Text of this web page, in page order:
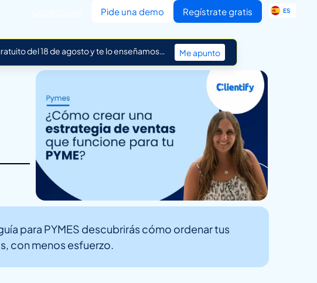
Pide una demo Regístrate gratis ES
IT
del 18 de agosto y te lo enseñamos… Me apunto
para PYMES descubrirás cómo ordenar tus
con menos esfuerzo.